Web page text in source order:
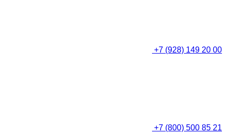
+7 (928) 149 20 00
+7 (800) 500 85 21